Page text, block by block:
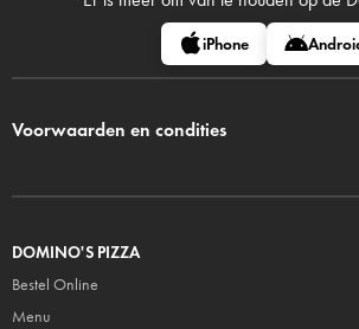
iPhone
Voorwaarden en condities
DOMINO'S PIZZA
Bestel Online
Menu